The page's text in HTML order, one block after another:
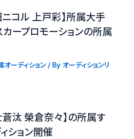
ニコル 上戸彩】所属大手
ープロモーションの所属
ーディション/ By オーディションリ
蒼汰 榮倉奈々】の所属す
ション開催